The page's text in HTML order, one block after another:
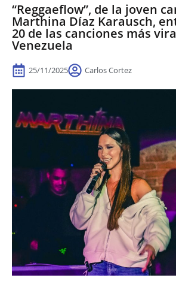
“Reggaeflow”, de la joven
Marthina Díaz Karausch,
20 de las canciones más
Venezuela
25/11/2025 Carlos Cortez